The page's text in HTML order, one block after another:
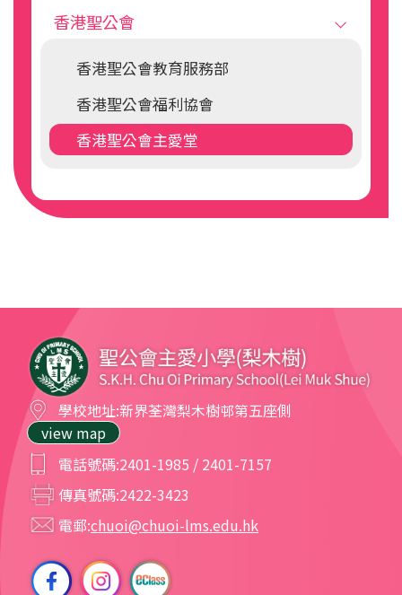
香港聖公會
香港聖公會教育服務部
香港聖公會福利協會
香港聖公會主愛堂
學校地址:新界荃灣梨木樹邨第五座側
view map
電話號碼:2401-1985 / 2401-7157
傳真號碼:2422-3423
電郵:chuoi@chuoi-lms.edu.hk